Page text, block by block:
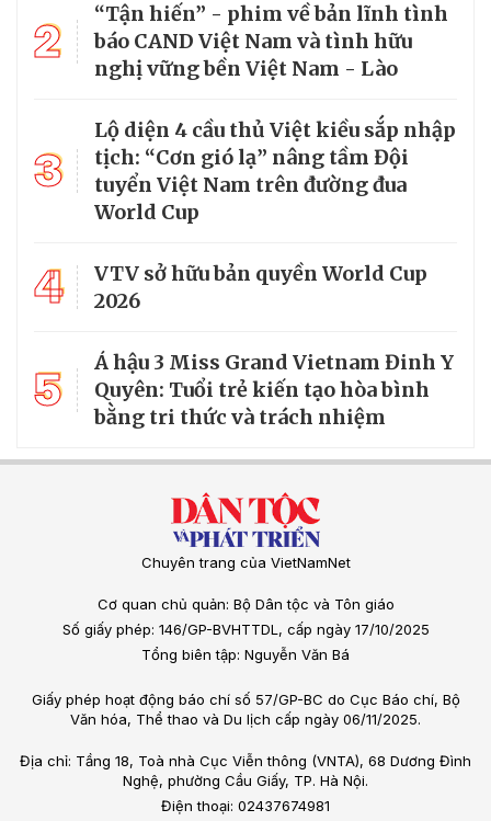
2
“Tận hiến” - phim về bản lĩnh tình
báo CAND Việt Nam và tình hữu
nghị vững bền Việt Nam - Lào
3
Lộ diện 4 cầu thủ Việt kiều sắp nhập
tịch: “Cơn gió lạ” nâng tầm Đội
tuyển Việt Nam trên đường đua
World Cup
4
VTV sở hữu bản quyền World Cup
2026
5
Á hậu 3 Miss Grand Vietnam Đinh Y
Quyên: Tuổi trẻ kiến tạo hòa bình
bằng tri thức và trách nhiệm
Chuyên trang của VietNamNet
Cơ quan chủ quản: Bộ Dân tộc và Tôn giáo
Số giấy phép: 146/GP-BVHTTDL, cấp ngày 17/10/2025
Tổng biên tập: Nguyễn Văn Bá
Giấy phép hoạt động báo chí số 57/GP-BC do Cục Báo chí, Bộ
Văn hóa, Thể thao và Du lịch cấp ngày 06/11/2025.
Địa chỉ: Tầng 18, Toà nhà Cục Viễn thông (VNTA), 68 Dương Đình
Nghệ, phường Cầu Giấy, TP. Hà Nội.
Điện thoại: 02437674981